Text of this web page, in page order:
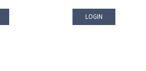
LOGIN